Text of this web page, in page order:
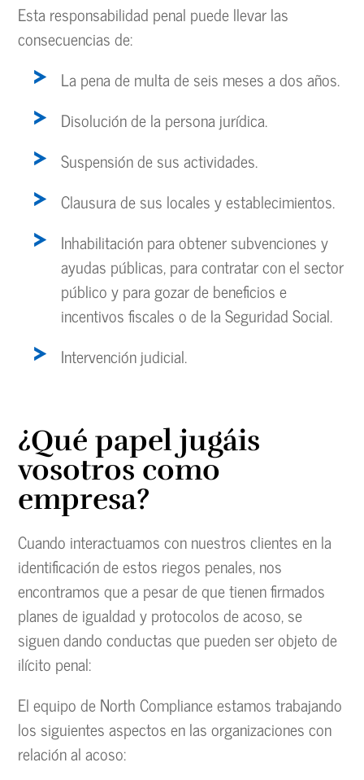
Esta responsabilidad penal puede llevar las
consecuencias de:
La pena de multa de seis meses a dos años.
Disolución de la persona jurídica.
Suspensión de sus actividades.
Clausura de sus locales y establecimientos.
Inhabilitación para obtener subvenciones y
ayudas públicas, para contratar con el sector
público y para gozar de beneficios e
incentivos fiscales o de la Seguridad Social.
Intervención judicial.
¿Qué papel jugáis
vosotros como
empresa?
Cuando interactuamos con nuestros clientes en la
identificación de estos riegos penales, nos
encontramos que a pesar de que tienen firmados
planes de igualdad y protocolos de acoso, se
siguen dando conductas que pueden ser objeto de
ilícito penal:
El equipo de North Compliance estamos trabajando
los siguientes aspectos en las organizaciones con
relación al acoso: